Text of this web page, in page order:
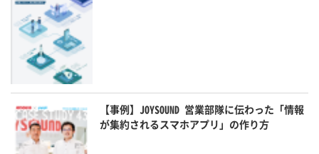
【事例】JOYSOUND 営業部隊に伝わった「情報
が集約されるスマホアプリ」の作り方